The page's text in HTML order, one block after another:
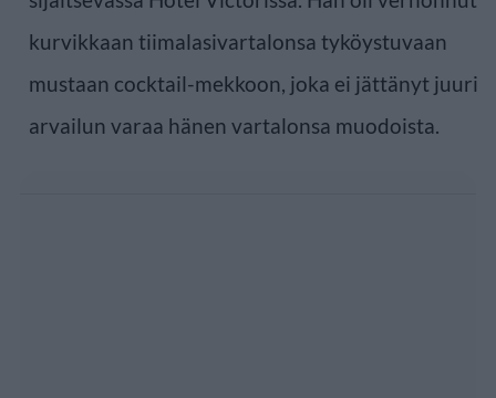
kurvikkaan tiimalasivartalonsa tyköystuvaan
mustaan cocktail-mekkoon, joka ei jättänyt juuri
arvailun varaa hänen vartalonsa muodoista.